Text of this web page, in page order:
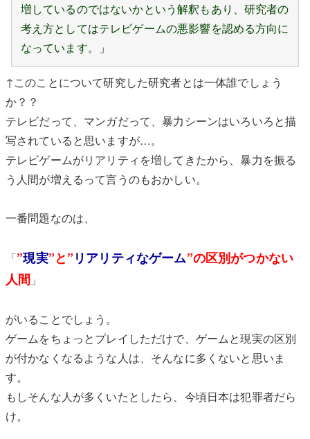
増しているのではないかという解釈もあり、研究者の
考え方としてはテレビゲームの悪影響を認める方向に
なっています。
」
↑このことについて研究した研究者とは一体誰でしょう
か？？
テレビだって、マンガだって、暴力シーンはいろいろと描
写されていると思いますが…。
テレビゲームがリアリティを増してきたから、暴力を振る
う人間が増えるって言うのもおかしい。
一番問題なのは、
「”現実”と”リアリティなゲーム”の区別がつかない
人間 」
がいることでしょう。
ゲームをちょっとプレイしただけで、ゲームと現実の区別
が付かなくなるような人は、そんなに多くないと思いま
す。
もしそんな人が多くいたとしたら、今頃日本は犯罪者だら
け。